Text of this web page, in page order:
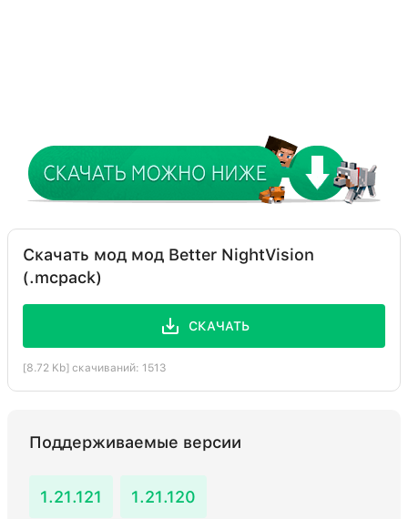
Скачать мод мод Better NightVision
(.mcpack)
СКАЧАТЬ
[8.72 Kb] скачиваний: 1513
Поддерживаемые версии
1.21.121 1.21.120